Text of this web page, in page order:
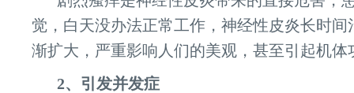
觉，白天没办法正常工作，神经性皮炎长时间
渐扩大，严重影响人们的美观，甚至引起机体
2、引发并发症